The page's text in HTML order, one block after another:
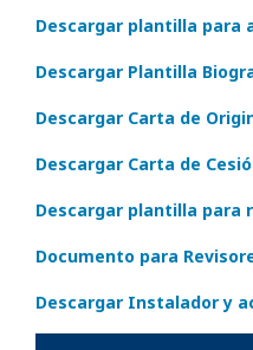
Descargar plantilla para
Descargar Plantilla
Descargar Carta de
Descargar Carta de
Descargar plantilla para
Documento para
Descargar Instalador y